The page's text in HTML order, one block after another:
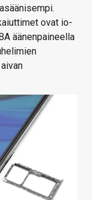
ovat io-
äänenpaineella